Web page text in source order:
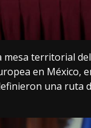
territorial
en México,
una